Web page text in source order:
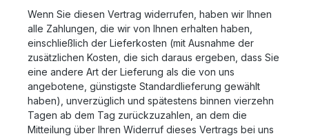
Wenn Sie diesen Vertrag widerrufen, haben wir Ihnen
alle Zahlungen, die wir von Ihnen erhalten haben,
einschließlich der Lieferkosten (mit Ausnahme der
zusätzlichen Kosten, die sich daraus ergeben, dass Sie
eine andere Art der Lieferung als die von uns
angebotene, günstigste Standardlieferung gewählt
haben), unverzüglich und spätestens binnen vierzehn
Tagen ab dem Tag zurückzuzahlen, an dem die
Mitteilung über Ihren Widerruf dieses Vertrags bei uns